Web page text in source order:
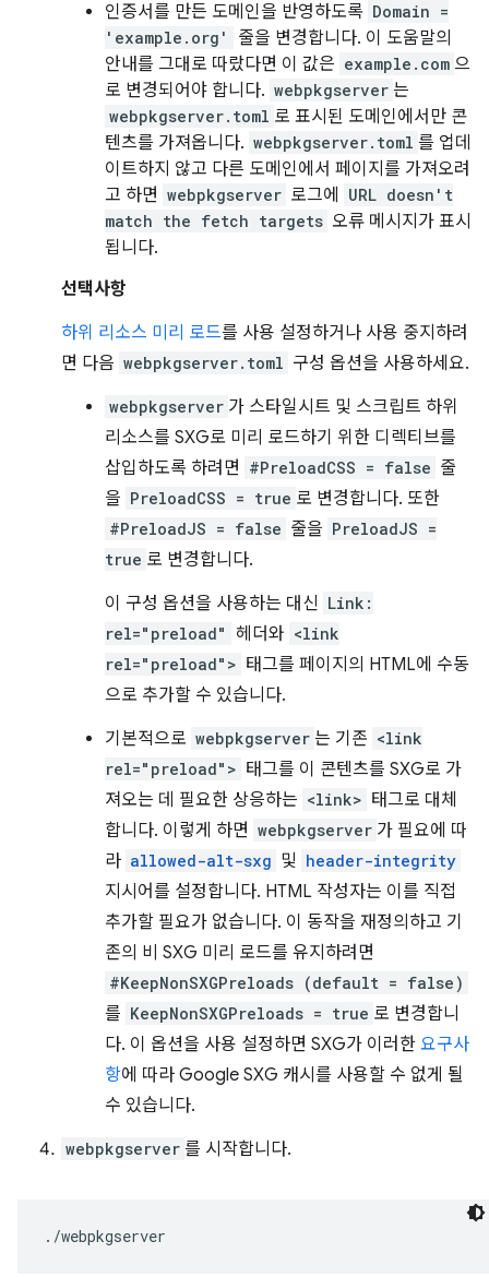
인증서를 만든 도메인을 반영하도록 Domain =
'example.org'
줄을 변경합니다. 이 도움말의
안내를 그대로 따랐다면 이 값은 example.com 으
로 변경되어야 합니다. webpkgserver 는
webpkgserver.toml 로 표시된 도메인에서만 콘
텐츠를 가져옵니다. webpkgserver.toml 를 업데
이트하지 않고 다른 도메인에서 페이지를 가져오려
고 하면 webpkgserver 로그에
URL doesn't
match the fetch targets 오류 메시지가 표시
됩니다.
선택사항
하위 리소스 미리 로드를 사용 설정하거나 사용 중지하려
면 다음 webpkgserver.toml 구성 옵션을 사용하세요.
webpkgserver 가 스타일시트 및 스크립트 하위
리소스를 SXG로 미리 로드하기 위한 디렉티브를
삽입하도록 하려면 #PreloadCSS = false 줄
을 PreloadCSS = true 로 변경합니다. 또한
#PreloadJS = false 줄을 PreloadJS =
true 로 변경합니다.
이 구성 옵션을 사용하는 대신 Link:
rel="preload"
헤더와 <link
rel="preload"> 태그를 페이지의 HTML에 수동
으로 추가할 수 있습니다.
기본적으로 webpkgserver 는 기존 <link
rel="preload"> 태그를 이 콘텐츠를 SXG로 가
져오는 데 필요한 상응하는 <link> 태그로 대체
합니다. 이렇게 하면 webpkgserver 가 필요에 따
라 allowed-alt-sxg 및 header-integrity
지시어를 설정합니다. HTML 작성자는 이를 직접
추가할 필요가 없습니다. 이 동작을 재정의하고 기
존의 비 SXG 미리 로드를 유지하려면
#KeepNonSXGPreloads (default = false)
를 KeepNonSXGPreloads = true 로 변경합니
다. 이 옵션을 사용 설정하면 SXG가 이러한 요구사
항에 따라 Google SXG 캐시를 사용할 수 없게 될
수 있습니다.
webpkgserver 를 시작합니다.